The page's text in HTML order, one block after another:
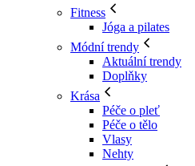
Fitness
Jóga a pilates
Módní trendy
Aktuální trendy
Doplňky
Krása
Péče o pleť
Péče o tělo
Vlasy
Nehty